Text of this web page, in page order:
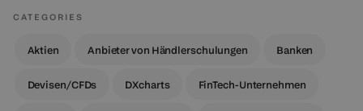
CATEGORIES
Aktien Anbieter von Händlerschulungen Banken
Devisen/CFDs DXcharts FinTech-Unternehmen